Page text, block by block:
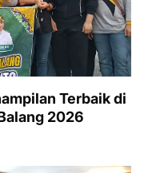
Terbaik di
2026